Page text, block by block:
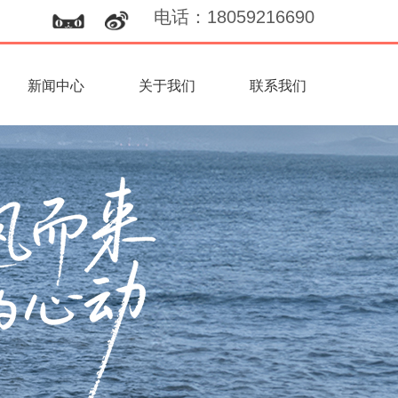
电话 ： 18059216690
新闻中心 关于我们 联系我们